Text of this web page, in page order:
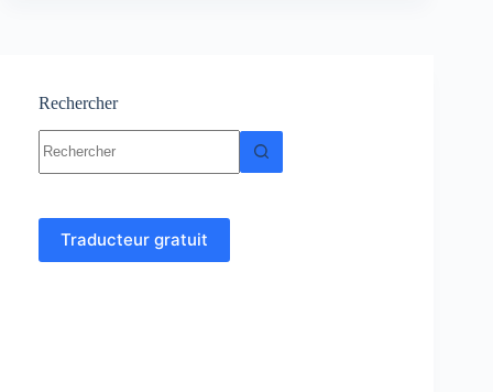
Examens
Rechercher
résultat
Traducteur gratuit